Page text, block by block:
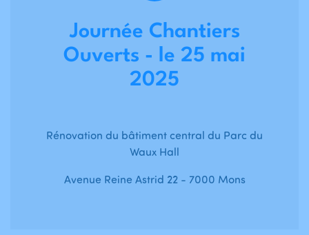
Journée Chantiers
Ouverts - le 25 mai
2025
Rénovation du bâtiment central du Parc du
Waux Hall
Avenue Reine Astrid 22 - 7000 Mons